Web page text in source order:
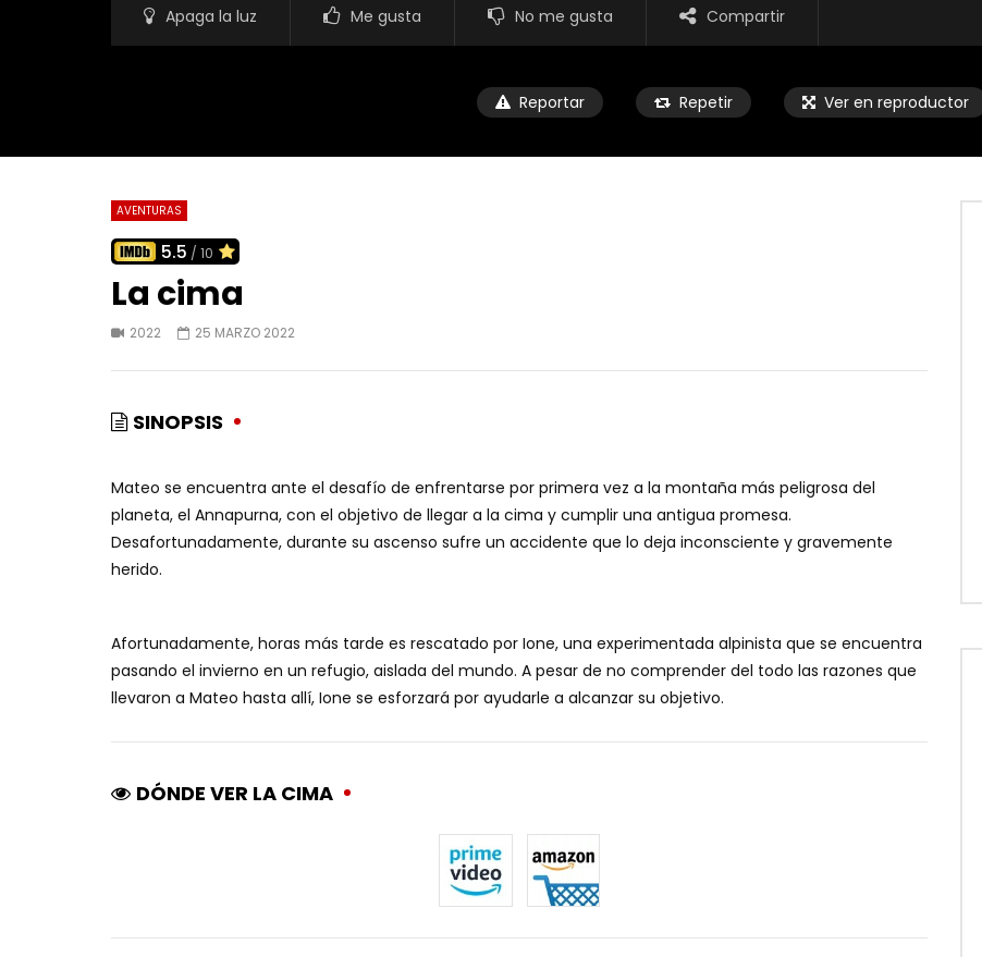
Apaga la luz Me gusta No me gusta Compartir
Reportar Repetir Ver en reproductor
AVENTURAS
5.5 / 10
La cima
2022 25 MARZO 2022
SINOPSIS
Mateo se encuentra ante el desafío de enfrentarse por primera vez a la montaña más peligrosa del
planeta, el Annapurna, con el objetivo de llegar a la cima y cumplir una antigua promesa.
Desafortunadamente, durante su ascenso sufre un accidente que lo deja inconsciente y gravemente
herido.
Afortunadamente, horas más tarde es rescatado por Ione, una experimentada alpinista que se encuentra
pasando el invierno en un refugio, aislada del mundo. A pesar de no comprender del todo las razones que
llevaron a Mateo hasta allí, Ione se esforzará por ayudarle a alcanzar su objetivo.
DÓNDE VER LA CIMA